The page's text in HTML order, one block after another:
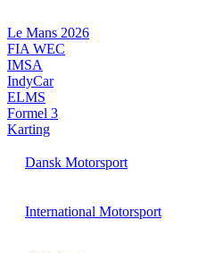
til
indhold
Le Mans 2026
FIA WEC
IMSA
IndyCar
ELMS
Formel 3
Karting
Dansk Motorsport
International Motorsport